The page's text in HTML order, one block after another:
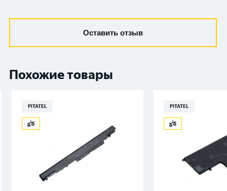
Оставить отзыв
Похожие товары
PITATEL PITATEL